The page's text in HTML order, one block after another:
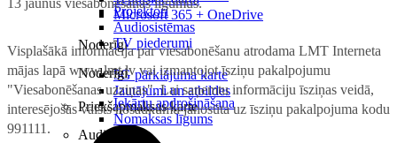
Microsoft 365 + OneDrive
Noderīgi
5G pārklājuma karte
Jautājumi un atbildes
Priekšapmaksas karte
Projektori
Audiosistēmas
TV piederumi
Noderīgi
Iekārtu apdrošināšana
Nomaksas līgums
Audio
Visplašākā informācija par viesabonēšanu atrodama LMT Interneta
mājas lapā www.lmt.lv vai izmantojot īsziņu pakalpojumu
"Viesabonēšanas uzziņas". Lai saņemtu informāciju īsziņas veidā,
interesējošās valsts nosaukumu jānosūta uz īsziņu pakalpojuma kodu
991111.